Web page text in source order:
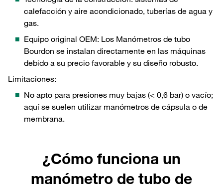
calefacción y aire acondicionado, tuberías de agua y
gas.
Equipo original OEM: Los Manómetros de tubo
Bourdon se instalan directamente en las máquinas
debido a su precio favorable y su diseño robusto.
Limitaciones:
No apto para presiones muy bajas (< 0,6 bar) o vacío;
aquí se suelen utilizar manómetros de cápsula o de
membrana.
¿Cómo funciona un
manómetro de tubo de